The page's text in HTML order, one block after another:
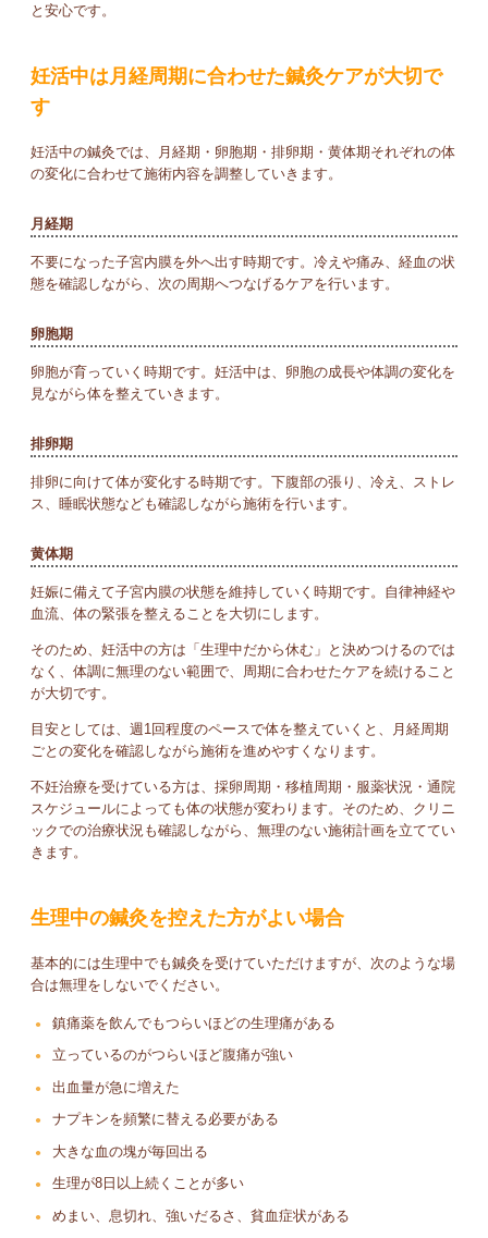
と安心です。
妊活中は月経周期に合わせた鍼灸ケアが大切で
す
妊活中の鍼灸では、月経期・卵胞期・排卵期・黄体期それぞれの体
の変化に合わせて施術内容を調整していきます。
月経期
不要になった子宮内膜を外へ出す時期です。冷えや痛み、経血の状
態を確認しながら、次の周期へつなげるケアを行います。
卵胞期
卵胞が育っていく時期です。妊活中は、卵胞の成長や体調の変化を
見ながら体を整えていきます。
排卵期
排卵に向けて体が変化する時期です。下腹部の張り、冷え、ストレ
ス、睡眠状態なども確認しながら施術を行います。
黄体期
妊娠に備えて子宮内膜の状態を維持していく時期です。自律神経や
血流、体の緊張を整えることを大切にします。
そのため、妊活中の方は「生理中だから休む」と決めつけるのでは
なく、体調に無理のない範囲で、周期に合わせたケアを続けること
が大切です。
目安としては、週1回程度のペースで体を整えていくと、月経周期
ごとの変化を確認しながら施術を進めやすくなります。
不妊治療を受けている方は、採卵周期・移植周期・服薬状況・通院
スケジュールによっても体の状態が変わります。そのため、クリニ
ックでの治療状況も確認しながら、無理のない施術計画を立ててい
きます。
生理中の鍼灸を控えた方がよい場合
基本的には生理中でも鍼灸を受けていただけますが、次のような場
合は無理をしないでください。
鎮痛薬を飲んでもつらいほどの生理痛がある
立っているのがつらいほど腹痛が強い
出血量が急に増えた
ナプキンを頻繁に替える必要がある
大きな血の塊が毎回出る
生理が8日以上続くことが多い
めまい、息切れ、強いだるさ、貧血症状がある